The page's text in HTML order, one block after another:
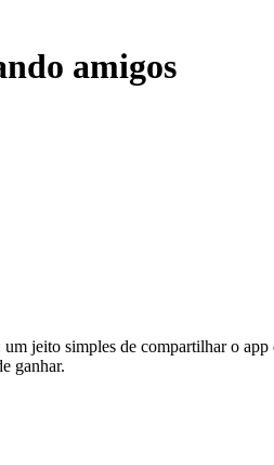
amigos
um jeito simples de compartilhar o
ganhar.